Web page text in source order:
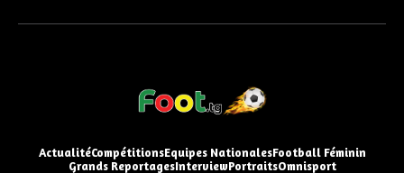
ActualitéCompétitionsEquipes NationalesFootball Féminin
Grands ReportagesInterviewPortraitsOmnisport